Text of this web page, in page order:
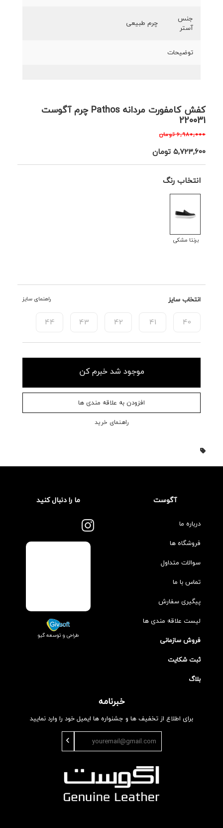
کفش کامفورت مردانه Pathos چرم آگوست
220031
۶,۹۸۰,۰۰۰ تومان
۵,۷۲۳,۶۰۰تومان
انتخاب رنگ
برنتا مشکی
انتخاب سایز راهنمای سایز
40
41
42
43
44
موجود شد خبرم کن
افزودن به علاقه مندی ها
راهنمای خرید
جنس
آستر
چرم طبیعی
توضیحات
آگوست
درباره ما
فروشگاه ها
سوالات متداول
تماس با ما
پیگیری سفارش
لیست علاقه مندی ها
فروش سازمانی
ثبت شکایت
بلاگ
ما را دنبال کنید
طراحی و توسعه گیو
خبرنامه
برای اطلاع از تخفیف ها و جشنواره ها ایمیل خود را وارد نمایید